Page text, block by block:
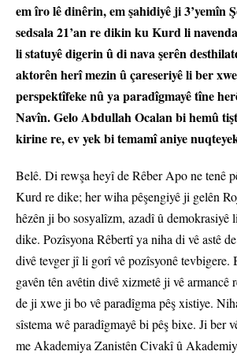
em îro lê dinêrin, em şahidiyê ji 3’yemîn
sedsala 21’an re dikin ku Kurd li
li statuyê digerin û di nava şerên
aktorên herî mezin û çareseriyê li ber
perspektîfeke nû ya paradîgmayê tîne
Navîn. Gelo Abdullah Ocalan bi hemû
kirine re, ev yek bi temamî aniye
Belê. Di rewşa heyî de Rêber Apo ne tenê
Kurd re dike; her wiha pêşengiyê ji gelên
hêzên ji bo sosyalîzm, azadî û demokrasiyê
dike. Pozîsyona Rêbertî ya niha di vê astê
divê tevger jî li gorî vê pozîsyonê tevbigere.
gavên tên avêtin divê xizmetê ji vê armancê
de ji xwe ji bo vê paradîgma pêş xistiye.
sîstema wê paradîgmayê bi pêş bixe. Ji ber
me Akademiya Zanistên Civakî û